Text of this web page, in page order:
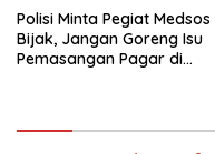
Polisi Minta Pegiat Medsos
Bijak, Jangan Goreng Isu
Pemasangan Pagar di